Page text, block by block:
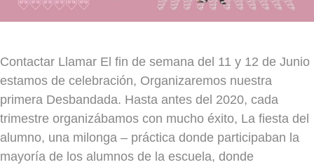
Contactar Llamar El fin de semana del 11 y 12 de Junio
estamos de celebración, Organizaremos nuestra
primera Desbandada. Hasta antes del 2020, cada
trimestre organizábamos con mucho éxito, La fiesta del
alumno, una milonga – práctica donde participaban la
mayoría de los alumnos de la escuela, donde